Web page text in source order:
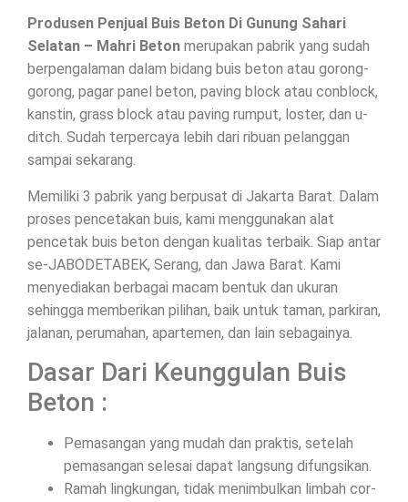
Produsen Penjual Buis Beton Di Gunung Sahari
Selatan – Mahri Beton merupakan pabrik yang sudah
berpengalaman dalam bidang buis beton atau gorong-
gorong, pagar panel beton, paving block atau conblock,
kanstin, grass block atau paving rumput, loster, dan u-
ditch. Sudah terpercaya lebih dari ribuan pelanggan
sampai sekarang.
Memiliki 3 pabrik yang berpusat di Jakarta Barat. Dalam
proses pencetakan buis, kami menggunakan alat
pencetak buis beton dengan kualitas terbaik. Siap antar
se-JABODETABEK, Serang, dan Jawa Barat. Kami
menyediakan berbagai macam bentuk dan ukuran
sehingga memberikan pilihan, baik untuk taman, parkiran,
jalanan, perumahan, apartemen, dan lain sebagainya.
Dasar Dari Keunggulan Buis
Beton :
Pemasangan yang mudah dan praktis, setelah
pemasangan selesai dapat langsung difungsikan.
Ramah lingkungan, tidak menimbulkan limbah cor-